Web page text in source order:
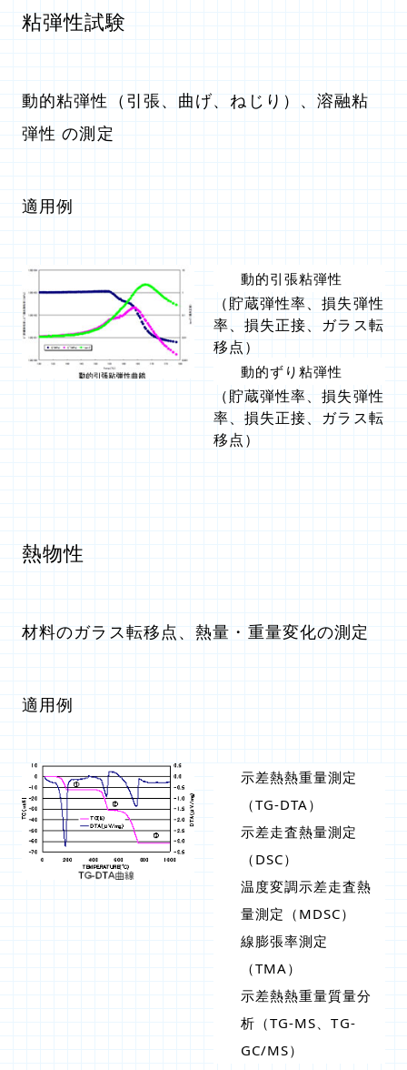
粘弾性試験
動的粘弾性（引張、曲げ、ねじり）、溶融粘
弾性 の測定
適用例
動的引張粘弾性
（貯蔵弾性率、損失弾性
率、損失正接、ガラス転
移点）
動的ずり粘弾性
（貯蔵弾性率、損失弾性
率、損失正接、ガラス転
移点）
熱物性
材料のガラス転移点、熱量・重量変化の測定
適用例
示差熱熱重量測定
（TG-DTA）
示差走査熱量測定
（DSC）
温度変調示差走査熱
量測定（MDSC）
線膨張率測定
（TMA）
示差熱熱重量質量分
析（TG-MS、TG-
GC/MS）